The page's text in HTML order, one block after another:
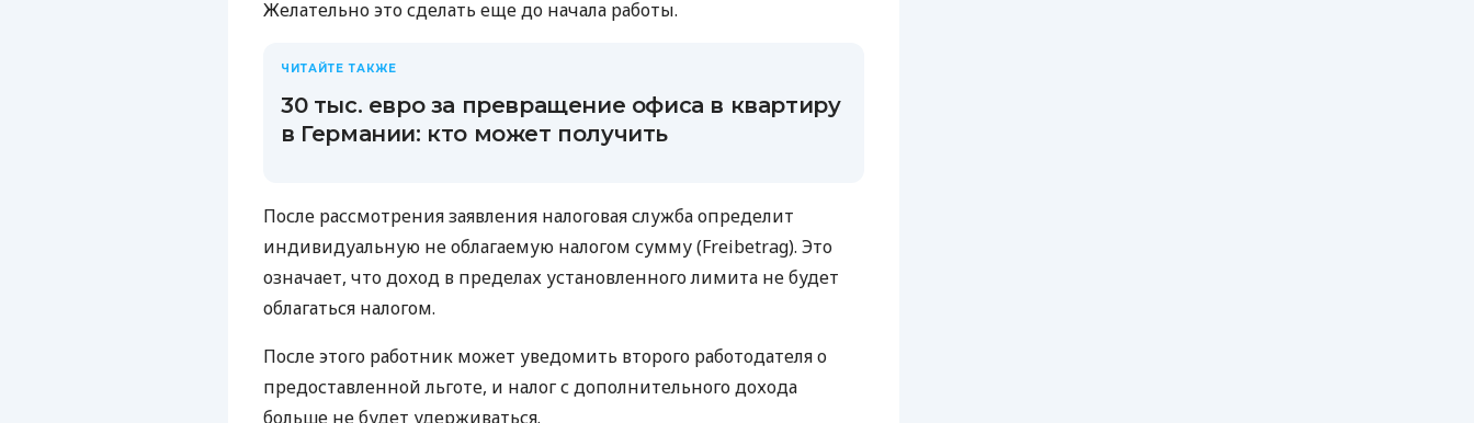
Желательно это сделать еще до начала работы.
ЧИТАЙТЕ ТАКЖЕ
30 тыс. евро за превращение офиса в квартиру
в Германии: кто может получить
После рассмотрения заявления налоговая служба определит
индивидуальную не облагаемую налогом сумму (Freibetrag). Это
означает, что доход в пределах установленного лимита не будет
облагаться налогом.
После этого работник может уведомить второго работодателя о
предоставленной льготе, и налог с дополнительного дохода
больше не будет удерживаться.